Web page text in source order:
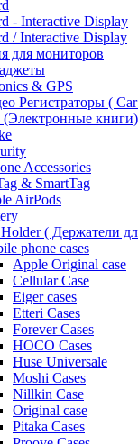
- Interactive Display
/ Interactive Display
для мониторов
& GPS
Регистраторы (
(Электронные книги)
Accessories
& SmartTag
AirPods
( Держатели
phone cases
Apple Original case
Cellular Case
Eiger cases
Etteri Cases
Forever Cases
HOCO Cases
Huse Universale
Moshi Cases
Nillkin Case
Original case
Pitaka Cases